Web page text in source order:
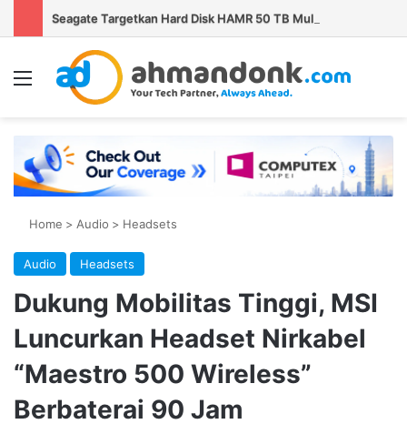
Menu
Home > Audio > Headsets
Audio Headsets
Dukung Mobilitas Tinggi, MSI
Luncurkan Headset Nirkabel
“Maestro 500 Wireless”
Berbaterai 90 Jam